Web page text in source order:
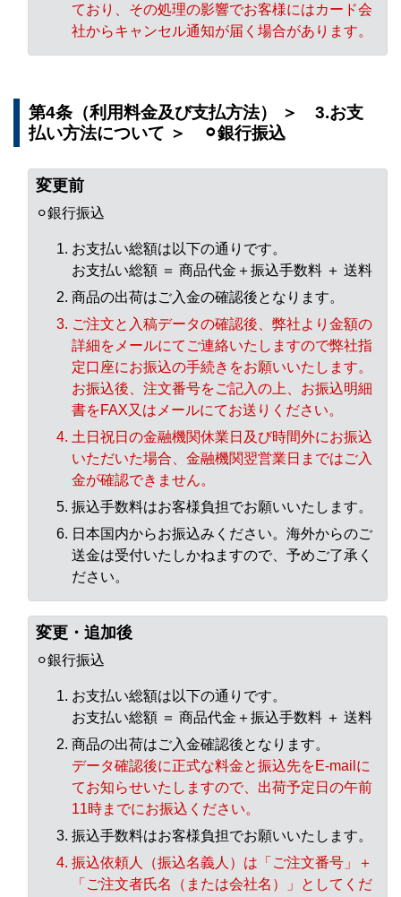
ており、その処理の影響でお客様にはカード会
社からキャンセル通知が届く場合があります。
第4条（利用料金及び支払方法） ＞ 3.お支
払い方法について ＞ ⚪︎銀行振込
変更前
⚪︎銀行振込
お支払い総額は以下の通りです。
お支払い総額 ＝ 商品代金＋振込手数料 ＋ 送料
商品の出荷はご入金の確認後となります。
ご注文と入稿データの確認後、弊社より金額の
詳細をメールにてご連絡いたしますので弊社指
定口座にお振込の手続きをお願いいたします。
お振込後、注文番号をご記入の上、お振込明細
書をFAX又はメールにてお送りください。
土日祝日の金融機関休業日及び時間外にお振込
いただいた場合、金融機関翌営業日まではご入
金が確認できません。
振込手数料はお客様負担でお願いいたします。
日本国内からお振込みください。海外からのご
送金は受付いたしかねますので、予めご了承く
ださい。
変更・追加後
⚪︎銀行振込
お支払い総額は以下の通りです。
お支払い総額 ＝ 商品代金＋振込手数料 ＋ 送料
商品の出荷はご入金確認後となります。
データ確認後に正式な料金と振込先をE-mailに
てお知らせいたしますので、出荷予定日の午前
11時までにお振込ください。
振込手数料はお客様負担でお願いいたします。
振込依頼人（振込名義人）は「ご注文番号」＋
「ご注文者氏名（または会社名）」としてくだ